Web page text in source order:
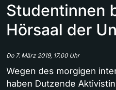
Studentinnen
Hörsaal der
Do 7. März 2019, 17.00 Uhr
Wegen des morgigen
haben Dutzende